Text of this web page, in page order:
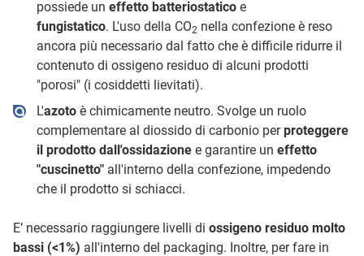
possiede un effetto batteriostaticoe
fungistatico. L'uso della CO2 nella confezione è reso
ancora più necessario dal fatto che è difficile ridurre il
contenuto di ossigeno residuo di alcuni prodotti
"porosi" (i cosiddetti lievitati).
L'azotoè chimicamente neutro. Svolge un ruolo
complementare al diossido di carbonio perproteggere
il prodotto dall'ossidazionee garantire un effetto
"cuscinetto"all'interno della confezione, impedendo
che il prodotto si schiacci.
E’ necessario raggiungere livelli di ossigeno residuo molto
bassi (<1%) all'interno del packaging. Inoltre, per fare in